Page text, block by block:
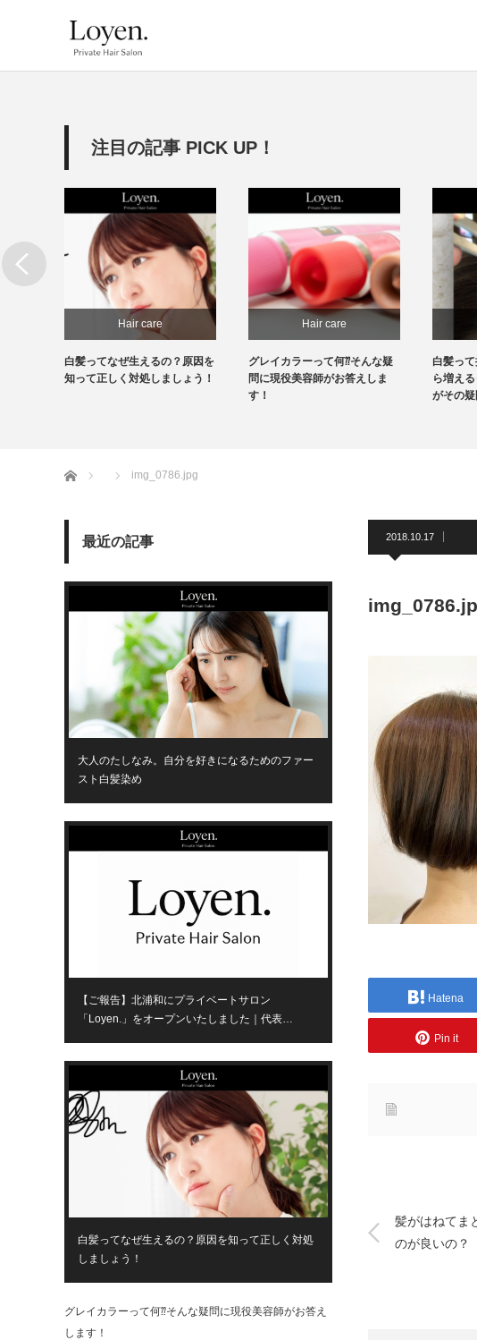
注目の記事 PICK UP！
Hair care
白髪ってなぜ生えるの？原因を
知って正しく対処しましょう！
Hair care
グレイカラーって何⁇そんな疑
問に現役美容師がお答えしま
す！
白髪っ
ら増え
がその疑
ホーム img_0786.jpg
2018.10.17
Hatena
Pin it
髪がはねてま
のが良いの？
最近の記事
大人のたしなみ。自分を好きになるためのファー
スト白髪染め
【ご報告】北浦和にプライベートサロン
「Loyen.」をオープンいたしました｜代表…
白髪ってなぜ生えるの？原因を知って正しく対処
しましょう！
グレイカラーって何⁇そんな疑問に現役美容師がお答え
します！